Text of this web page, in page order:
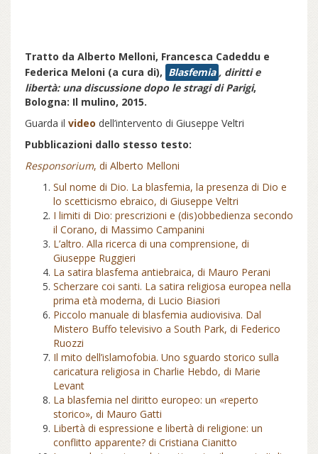
Tratto da Alberto Melloni, Francesca Cadeddu e
Federica Meloni (a cura di), Blasfemia , diritti e
libertà: una discussione dopo le stragi di Parigi,
Bologna: Il mulino, 2015.
Guarda il video dell’intervento di Giuseppe Veltri
Pubblicazioni dallo stesso testo:
Responsorium, di Alberto Melloni
Sul nome di Dio. La blasfemia, la presenza di Dio e
lo scetticismo ebraico, di Giuseppe Veltri
I limiti di Dio: prescrizioni e (dis)obbedienza secondo
il Corano, di Massimo Campanini
L’altro. Alla ricerca di una comprensione, di
Giuseppe Ruggieri
La satira blasfema antiebraica, di Mauro Perani
Scherzare coi santi. La satira religiosa europea nella
prima età moderna, di Lucio Biasiori
Piccolo manuale di blasfemia audiovisiva. Dal
Mistero Buffo televisivo a South Park, di Federico
Ruozzi
Il mito dell’islamofobia. Uno sguardo storico sulla
caricatura religiosa in Charlie Hebdo, di Marie
Levant
La blasfemia nel diritto europeo: un «reperto
storico», di Mauro Gatti
Libertà di espressione e libertà di religione: un
conflitto apparente? di Cristiana Cianitto